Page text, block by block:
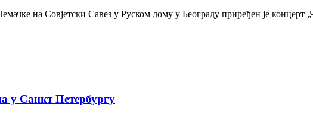
на Совјетски Савез у Руском дому у Београду приређен је концерт
у Санкт Петербургу